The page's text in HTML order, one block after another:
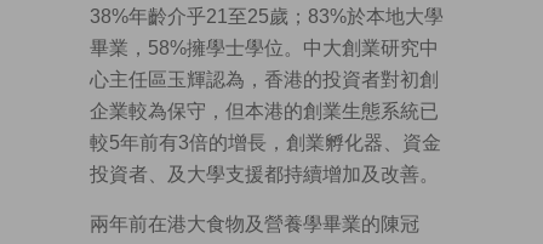
38%年齡介乎21至25歲；83%於本地大學
畢業，58%擁學士學位。中大創業研究中
心主任區玉輝認為，香港的投資者對初創
企業較為保守，但本港的創業生態系統已
較5年前有3倍的增長，創業孵化器、資金
投資者、及大學支援都持續增加及改善。
兩年前在港大食物及營養學畢業的陳冠